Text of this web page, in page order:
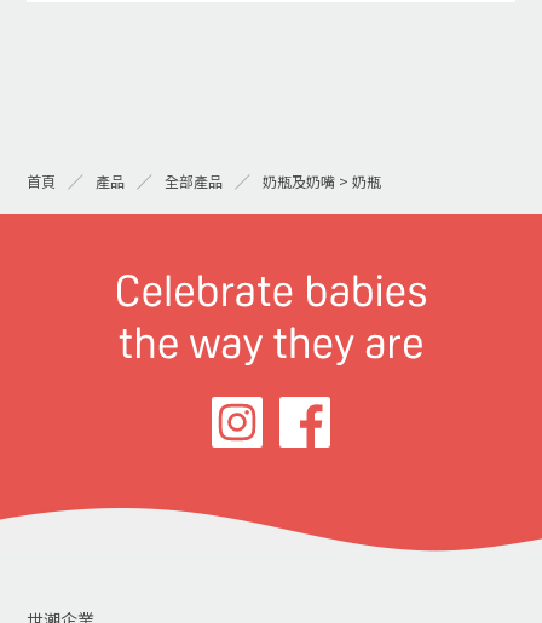
首頁 產品 全部產品 奶瓶及奶嘴 > 奶瓶